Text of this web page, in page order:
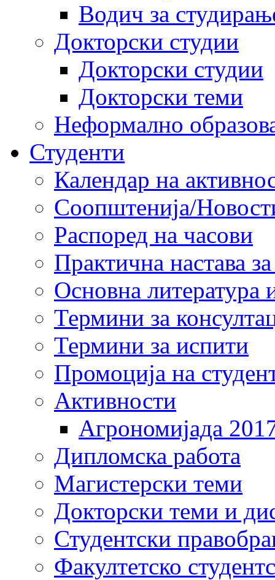
Водич за
Докторски студии
Докторски студии
Докторски теми
Неформално
Студенти
Календар на
Соопштенија/
Распоред на часови
Практична настава
Основна литература
Термини за
Термини за испити
Промоција на
Активности
Агрономијада
Дипломска работа
Магистерски теми
Докторски теми и
Студентски
Факултетско